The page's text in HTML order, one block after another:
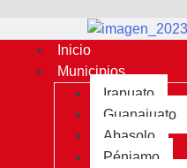
Inicio
Municipios
Irapuato
Guanajuato
Abasolo
Pénjamo